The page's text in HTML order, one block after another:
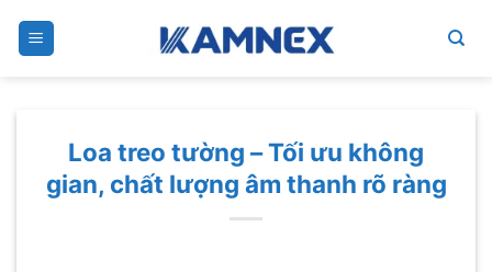
Loa treo tường – Tối ưu không
gian, chất lượng âm thanh rõ ràng